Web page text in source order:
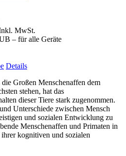
MwSt.
– für alle Geräte
Details
Großen Menschenaffen dem
stehen, hat das
dieser Tiere stark zugenommen.
Unterschiede zwischen Mensch
und sozialen Entwicklung zu
Menschenaffen und Primaten in
kognitiven und sozialen